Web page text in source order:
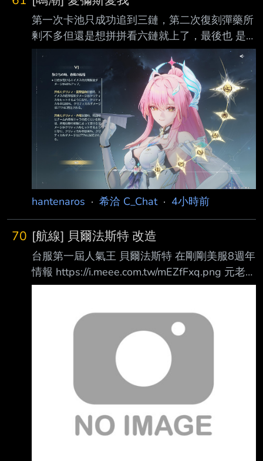
SV MD 前陣子因為較忙 除了寶可冠 剛好都沒玩
了 現在在想找一款重新下載回來玩 這幾款近況
推薦嗎? 或者有其他推薦嗎? 也沒有一定要對戰
遊戲 也考慮要不要入坑馬娘坐牢 -- 真的 絕區我
手機玩真的很痛苦 也是 有點懷念== 之前我好像
是主戰都抽不到rage quit lol
第一次卡池只成功追到三鏈，第二次復刻彈藥所
剰不多但還是想拼拼看六鏈就上了，最後也 是
成功迎接第一位滿鏈的角色！
https://i.imgur.com/rieAUlu.jpeg
https://i.imgur.com/ALabnfD.png
https://i.imgur.com/BXm0ztI.png 小愛我好喜歡
妳！！ 成功滿鏈之後也稍微凹了一下40海維夏
不死人跟矩陣作為慶祝！
https://i.imgur.com/49iZLZ1.jpeg
https://i.imgur.com/uuAKX5V.j
hantenaros · 希洽 C_Chat· 4小時前
70 [航線] 貝爾法斯特 改造
台服第一屆人氣王 貝爾法斯特 在剛剛美服8週年
情報 https://i.meee.com.tw/mEZfFxq.png 元老改
彩+1 ----- 稅前30p * 50推不重複 --